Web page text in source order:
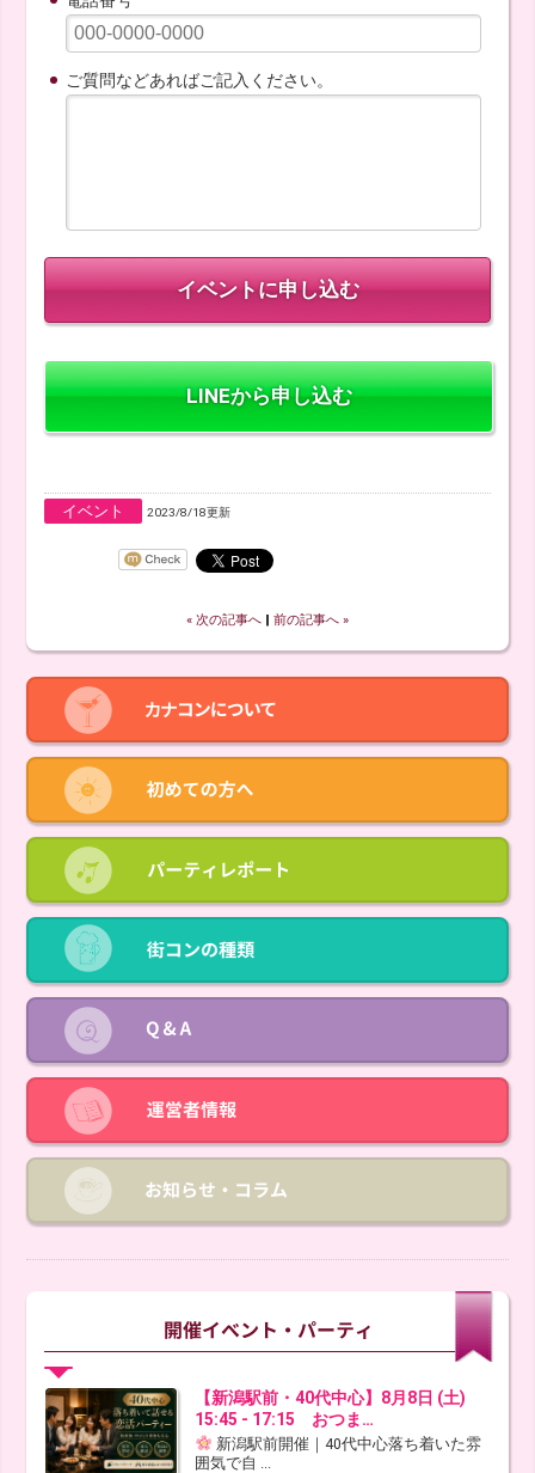
ご質問などあればご記入ください。
LINEから申し込む
イベント 2023/8/18更新
« 次の記事へ ‖ 前の記事へ »
【新潟駅前・40代中心】8月8日 (土)
15:45 - 17:15 おつま…
新潟駅前開催｜40代中心落ち着いた雰
囲気で自 ...